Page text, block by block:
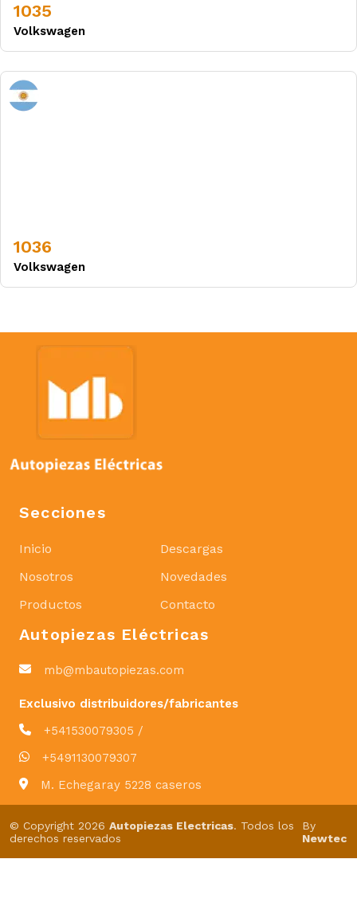
1035
Volkswagen
1036
Volkswagen
Secciones
Inicio
Nosotros
Productos
Descargas
Novedades
Contacto
Autopiezas Eléctricas
mb@mbautopiezas.com
Exclusivo distribuidores/fabricantes
+541530079305 /
+5491130079307
M. Echegaray 5228 caseros
© Copyright 2026 Autopiezas Electricas. Todos los
derechos reservados
By
Newtec